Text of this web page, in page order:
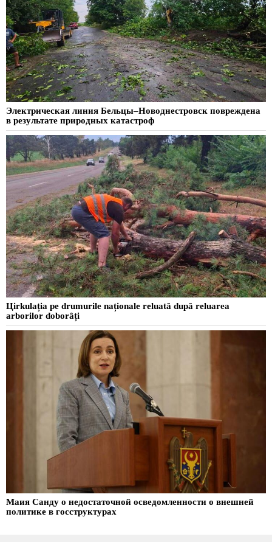
Электрическая линия Бельцы–Новоднестровск повреждена
в результате природных катастроф
Цirkulația pe drumurile naționale reluată după reluarea
arborilor doborâți
Маия Санду о недостаточной осведомленности о внешней
политике в госструктурах